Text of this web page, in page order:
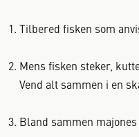
Tilbered fisken som
Mens fisken steker,
Vend alt sammen i en
Bland sammen